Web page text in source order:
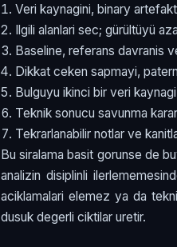
Veri kaynagini, binary
Ilgili alanlari sec; gürültüyü
Baseline, referans davranis
Dikkat ceken sapmayi,
Bulguyu ikinci bir veri
Teknik sonucu savunma
Tekrarlanabilir notlar ve
Bu siralama basit gorunse de
analizin disiplinli
aciklamalari elemez ya da
dusuk degerli ciktilar uretir.